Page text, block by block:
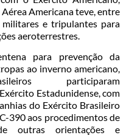
Americana teve, entre
e tripulantes para
aeroterrestres.
para prevenção da
ao inverno americano,
participaram
Estadunidense, com
do Exército Brasileiro
390 aos procedimentos de
outras orientações e